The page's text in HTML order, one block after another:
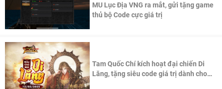
MU Lục Địa VNG ra mắt, gửi tặng game
thủ bộ Code cực giá trị
Tam Quốc Chí kích hoạt đại chiến Di
Lăng, tặng siêu code giá trị dành cho